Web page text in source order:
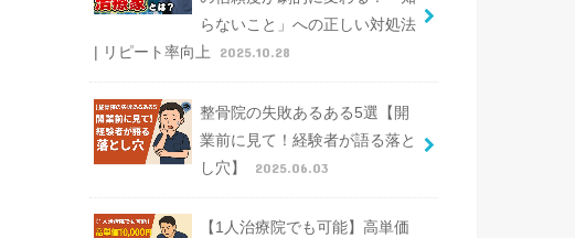
らないこと」への正しい対処法
| リピート率向上
2025.10.28
整骨院の失敗あるある5選【開
業前に見て！経験者が語る落と
し穴】
2025.06.03
【1人治療院でも可能】高単価